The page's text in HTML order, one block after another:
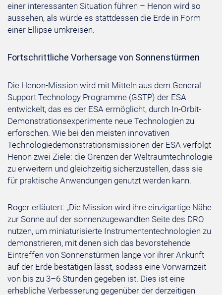
einer interessanten Situation führen – Henon wird so
aussehen, als würde es stattdessen die Erde in Form
einer Ellipse umkreisen.
Fortschrittliche Vorhersage von Sonnenstürmen
Die Henon-Mission wird mit Mitteln aus dem General
Support Technology Programme (GSTP) der ESA
entwickelt, das es der ESA ermöglicht, durch In-Orbit-
Demonstrationsexperimente neue Technologien zu
erforschen. Wie bei den meisten innovativen
Technologiedemonstrationsmissionen der ESA verfolgt
Henon zwei Ziele: die Grenzen der Weltraumtechnologie
zu erweitern und gleichzeitig sicherzustellen, dass sie
für praktische Anwendungen genutzt werden kann.
Roger erläutert: „Die Mission wird ihre einzigartige Nähe
zur Sonne auf der sonnenzugewandten Seite des DRO
nutzen, um miniaturisierte Instrumententechnologien zu
demonstrieren, mit denen sich das bevorstehende
Eintreffen von Sonnenstürmen lange vor ihrer Ankunft
auf der Erde bestätigen lässt, sodass eine Vorwarnzeit
von bis zu 3–6 Stunden gegeben ist. Dies ist eine
erhebliche Verbesserung gegenüber der derzeitigen